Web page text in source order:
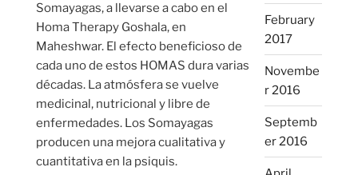
Somayagas, a llevarse a cabo en el
Homa Therapy Goshala, en
Maheshwar. El efecto beneficioso de
cada uno de estos HOMAS dura varias
décadas. La atmósfera se vuelve
medicinal, nutricional y libre de
enfermedades. Los Somayagas
producen una mejora cualitativa y
cuantitativa en la psiquis.
February
2017
Novembe
r 2016
Septemb
er 2016